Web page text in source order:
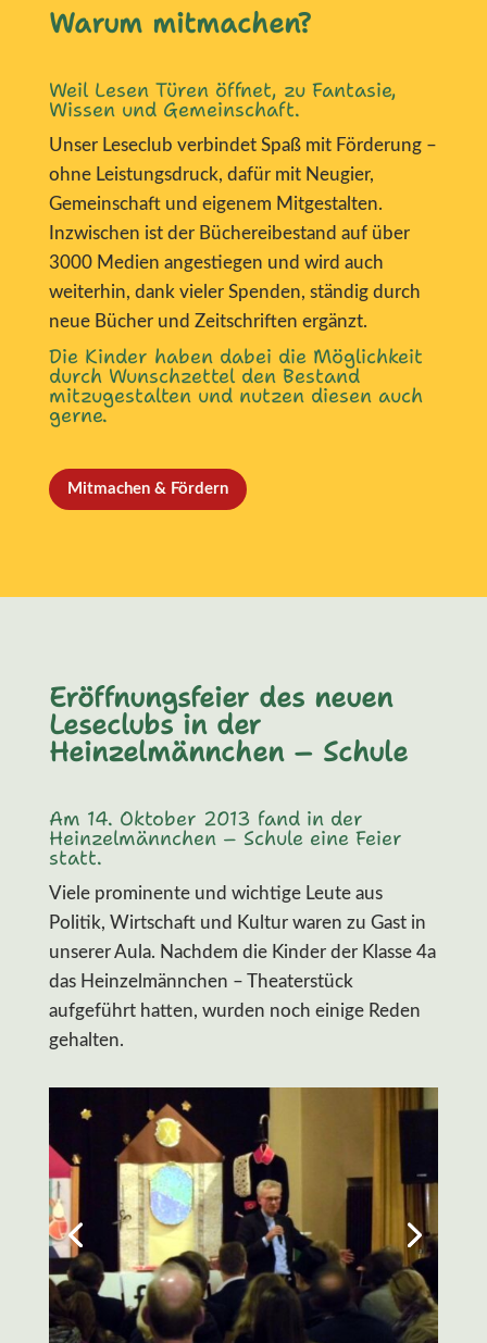
Warum mitmachen?
Weil Lesen Türen öffnet, zu Fantasie,
Wissen und Gemeinschaft.
Unser Leseclub verbindet Spaß mit Förderung –
ohne Leistungsdruck, dafür mit Neugier,
Gemeinschaft und eigenem Mitgestalten.
Inzwischen ist der Büchereibestand auf über
3000 Medien angestiegen und wird auch
weiterhin, dank vieler Spenden, ständig durch
neue Bücher und Zeitschriften ergänzt.
Die Kinder haben dabei die Möglichkeit
durch Wunschzettel den Bestand
mitzugestalten und nutzen diesen auch
gerne.
Mitmachen & Fördern
Eröffnungsfeier des neuen
Leseclubs in der
Heinzelmännchen – Schule
Am 14. Oktober 2013 fand in der
Heinzelmännchen – Schule eine Feier
statt.
Viele prominente und wichtige Leute aus
Politik, Wirtschaft und Kultur waren zu Gast in
unserer Aula. Nachdem die Kinder der Klasse 4a
das Heinzelmännchen – Theaterstück
aufgeführt hatten, wurden noch einige Reden
gehalten.